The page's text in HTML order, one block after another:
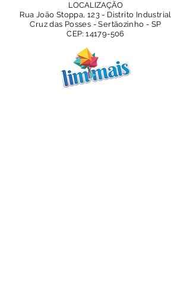
LOCALIZAÇÃO
Rua João Stoppa, 123 - Distrito Industrial
Cruz das Posses - Sertãozinho - SP
CEP:14179-506